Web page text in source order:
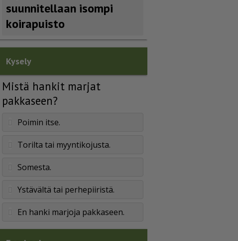
suunnitellaan isompi
koirapuisto
Kysely
Mistä hankit marjat
pakkaseen?
Poimin itse.
Torilta tai myyntikojusta.
Somesta.
Ystävältä tai perhepiiristä.
En hanki marjoja pakkaseen.